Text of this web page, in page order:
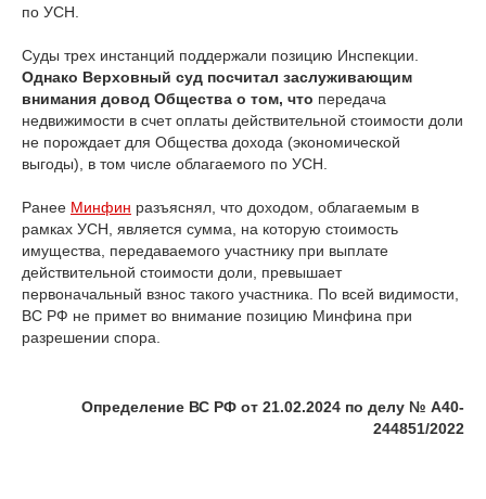
по УСН.
Суды трех инстанций поддержали позицию Инспекции.
Однако Верховный суд посчитал заслуживающим
внимания довод Общества о том, что передача
недвижимости в счет оплаты действительной стоимости доли
не порождает для Общества дохода (экономической
выгоды), в том числе облагаемого по УСН.
Ранее Минфин разъяснял, что доходом, облагаемым в
рамках УСН, является сумма, на которую стоимость
имущества, передаваемого участнику при выплате
действительной стоимости доли, превышает
первоначальный взнос такого участника. По всей видимости,
ВС РФ не примет во внимание позицию Минфина при
разрешении спора.
Определение ВС РФ от 21.02.2024 по делу № А40-
244851/2022